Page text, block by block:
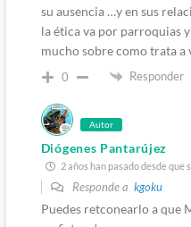
su ausencia …y en sus
la ética va por parroquias
mucho sobre como trata a
0 Responder
Autor
Diógenes Pantarújez
2 años han pasado desde que
Responde a kgoku
Puedes retconearlo a que